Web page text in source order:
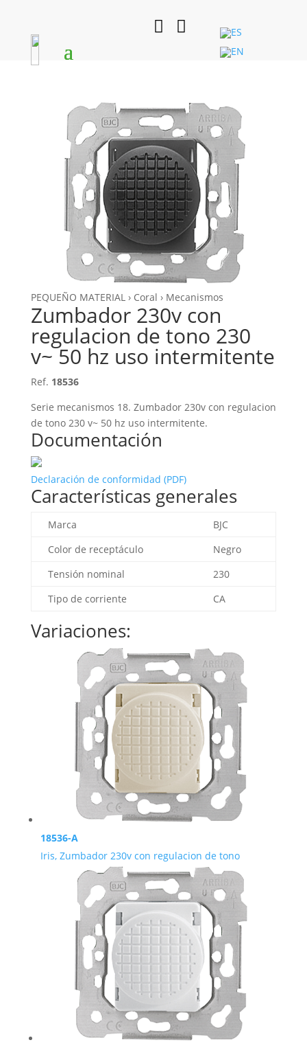
 
PEQUEÑO MATERIAL › Coral › Mecanismos
Zumbador 230v con
regulacion de tono 230
v~ 50 hz uso intermitente
Ref. 18536
Serie mecanismos 18. Zumbador 230v con regulacion
de tono 230 v~ 50 hz uso intermitente.
Documentación
Declaración de conformidad (PDF)
Características generales
Marca
BJC
Color de receptáculo
Negro
Tensión nominal
230
Tipo de corriente
CA
Variaciones:
18536-A
Iris, Zumbador 230v con regulacion de tono